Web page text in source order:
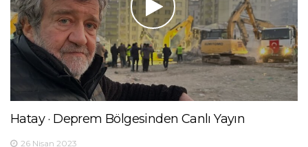
Hatay · Deprem Bölgesinden Canlı Yayın
26 Nisan 2023